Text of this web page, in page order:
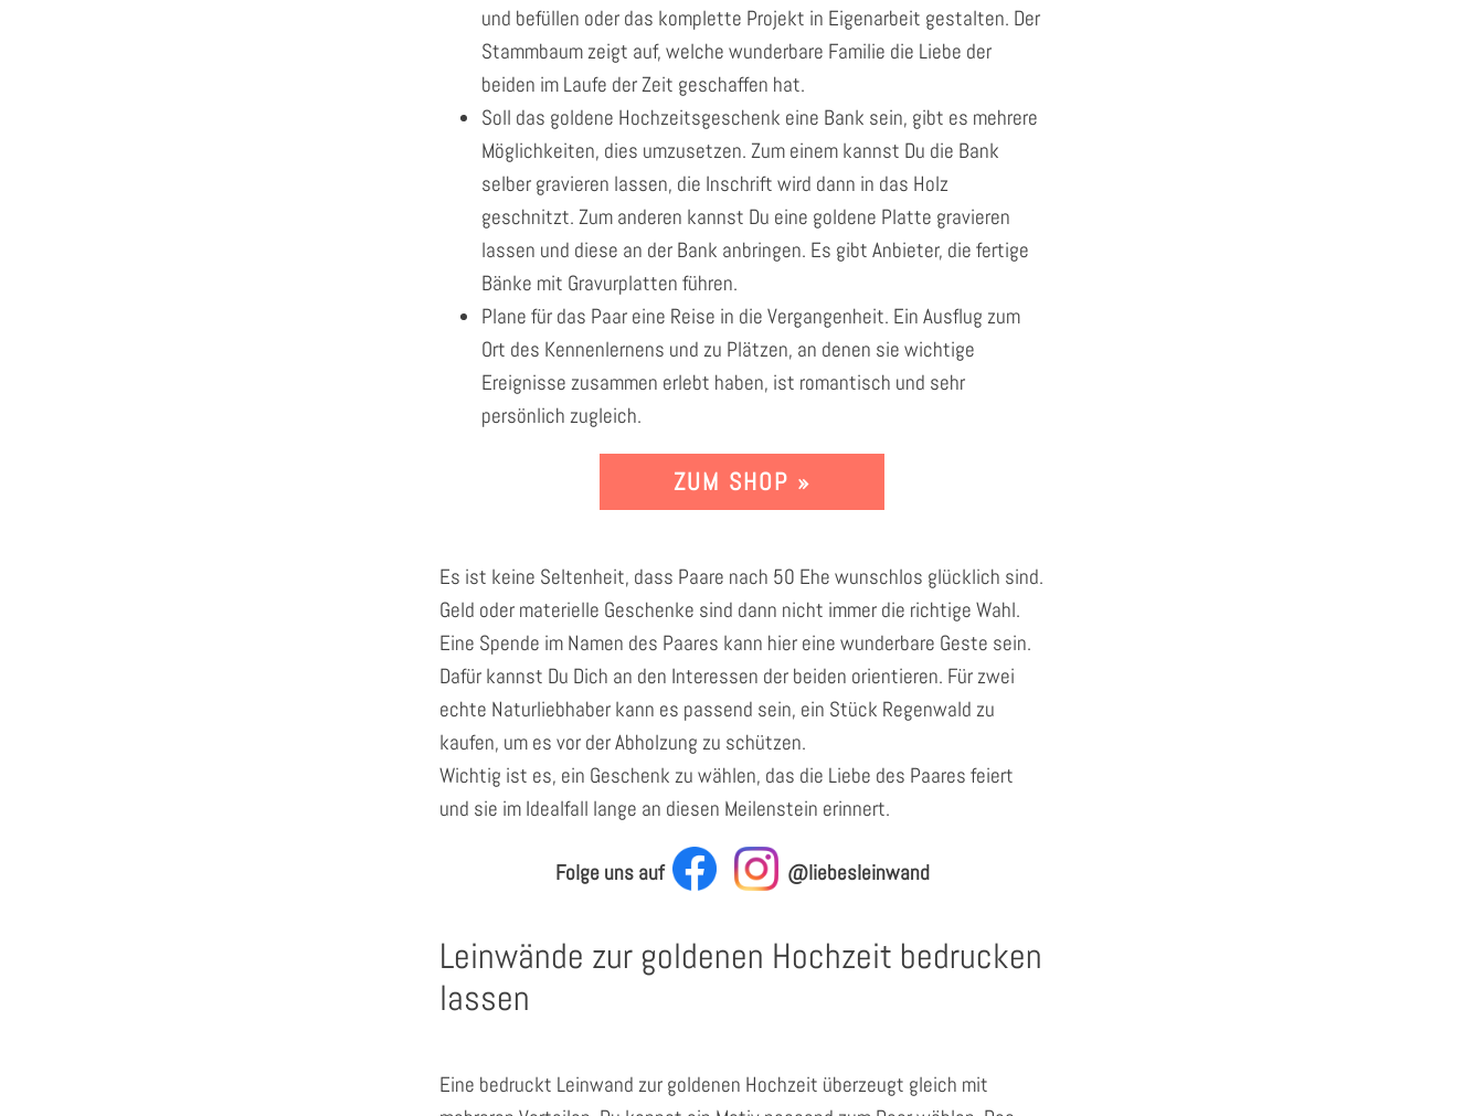
und befüllen oder das komplette Projekt in Eigenarbeit gestalten. Der
Stammbaum zeigt auf, welche wunderbare Familie die Liebe der
beiden im Laufe der Zeit geschaffen hat.
Soll das goldene Hochzeitsgeschenk eine Bank sein, gibt es mehrere
Möglichkeiten, dies umzusetzen. Zum einem kannst Du die Bank
selber gravieren lassen, die Inschrift wird dann in das Holz
geschnitzt. Zum anderen kannst Du eine goldene Platte gravieren
lassen und diese an der Bank anbringen. Es gibt Anbieter, die fertige
Bänke mit Gravurplatten führen.
Plane für das Paar eine Reise in die Vergangenheit. Ein Ausflug zum
Ort des Kennenlernens und zu Plätzen, an denen sie wichtige
Ereignisse zusammen erlebt haben, ist romantisch und sehr
persönlich zugleich.
ZUM SHOP »
Es ist keine Seltenheit, dass Paare nach 50 Ehe wunschlos glücklich sind.
Geld oder materielle Geschenke sind dann nicht immer die richtige Wahl.
Eine Spende im Namen des Paares kann hier eine wunderbare Geste sein.
Dafür kannst Du Dich an den Interessen der beiden orientieren. Für zwei
echte Naturliebhaber kann es passend sein, ein Stück Regenwald zu
kaufen, um es vor der Abholzung zu schützen.
Wichtig ist es, ein Geschenk zu wählen, das die Liebe des Paares feiert
und sie im Idealfall lange an diesen Meilenstein erinnert.
Folge uns auf @liebesleinwand
Leinwände zur goldenen Hochzeit bedrucken
lassen
Eine bedruckt Leinwand zur goldenen Hochzeit überzeugt gleich mit